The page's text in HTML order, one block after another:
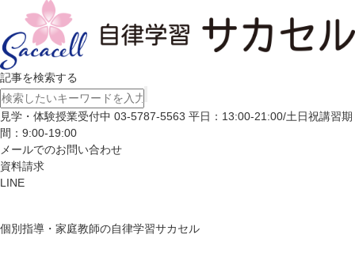
記事を検索する
見学・体験授業受付中 03-5787-5563 平日：13:00-21:00/土日祝講習期
間：9:00-19:00
メールでのお問い合わせ
資料請求
LINE
個別指導・家庭教師の自律学習サカセル